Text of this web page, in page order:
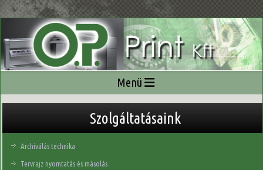
Szolgáltatásaink
Archiválás technika
Tervrajz nyomtatás és másolás